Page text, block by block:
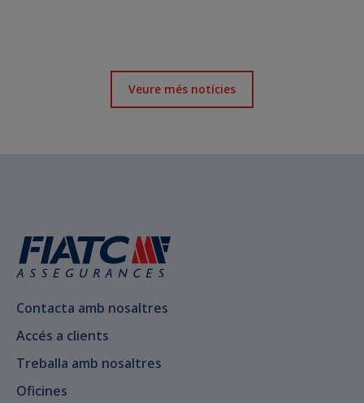
Veure més notícies
Contacta amb nosaltres
Accés a clients
Treballa amb nosaltres
Oficines